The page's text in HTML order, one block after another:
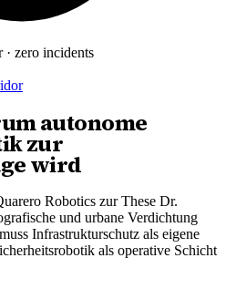
· zero incidents
autonome
zur
wird
Robotics zur These Dr.
und urbane Verdichtung
Infrastrukturschutz als eigene
als operative Schicht